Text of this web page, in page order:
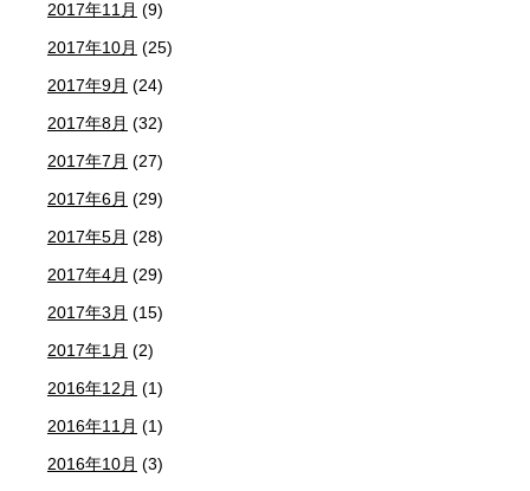
2017年11月 (9)
2017年10月 (25)
2017年9月 (24)
2017年8月 (32)
2017年7月 (27)
2017年6月 (29)
2017年5月 (28)
2017年4月 (29)
2017年3月 (15)
2017年1月 (2)
2016年12月 (1)
2016年11月 (1)
2016年10月 (3)